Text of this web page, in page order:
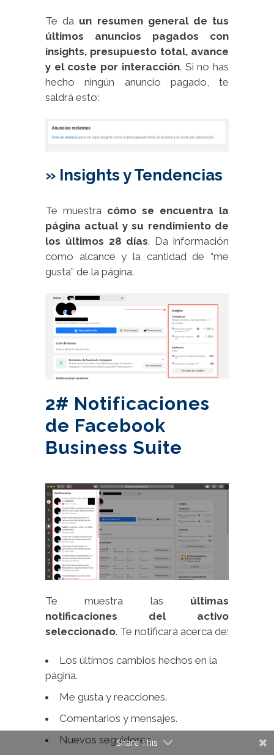
Te da un resumen general de tus
últimos anuncios pagados con
insights, presupuesto total, avance
y el coste por interacción. Si no has
hecho ningún anuncio pagado, te
saldrá esto:
» Insights y Tendencias
Te muestra cómo se encuentra la
página actual y su rendimiento de
los últimos 28 días. Da información
como alcance y la cantidad de “me
gusta” de la página.
2# Notificaciones
de Facebook
Business Suite
Te muestra las últimas
notificaciones del activo
seleccionado. Te notificará acerca de:
Los últimos cambios hechos en la
página.
Me gusta y reacciones.
Comentarios y mensajes.
Nuevos seguidores.
Share This